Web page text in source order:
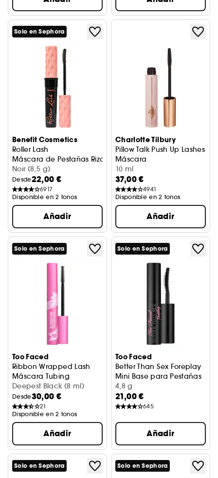
Solo en Sephora
Benefit Cosmetics
Roller Lash
Máscara de Pestañas Rizadora
Noir (8,5 g)
Desde22,00 €
6917
Disponible en 2 tonos
Añadir
Charlotte Tilbury
Pillow Talk Push Up Lashes
Máscara
10 ml
37,00 €
4941
Disponible en 2 tonos
Añadir
Solo en Sephora
Too Faced
Ribbon Wrapped Lash
Máscara Tubing
Deepest Black (8 ml)
Desde30,00 €
21
Disponible en 2 tonos
Añadir
Solo en Sephora
Too Faced
Better Than Sex Foreplay
Mini Base para Pestañas
4,8 g
21,00 €
645
Añadir
Solo en Sephora Solo en Sephora